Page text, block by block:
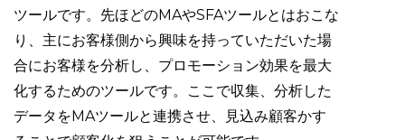
ツールです。先ほどのMAやSFAツールとはおこな
り、主にお客様側から興味を持っていただいた場
合にお客様を分析し、プロモーション効果を最大
化するためのツールです。ここで収集、分析した
データをMAツールと連携させ、見込み顧客かす